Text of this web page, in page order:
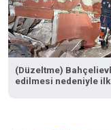
(Düzeltme)
edilmesi nedeniyle